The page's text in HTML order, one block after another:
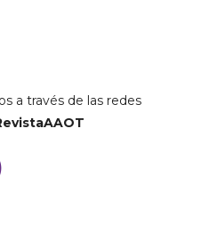
a través de las redes